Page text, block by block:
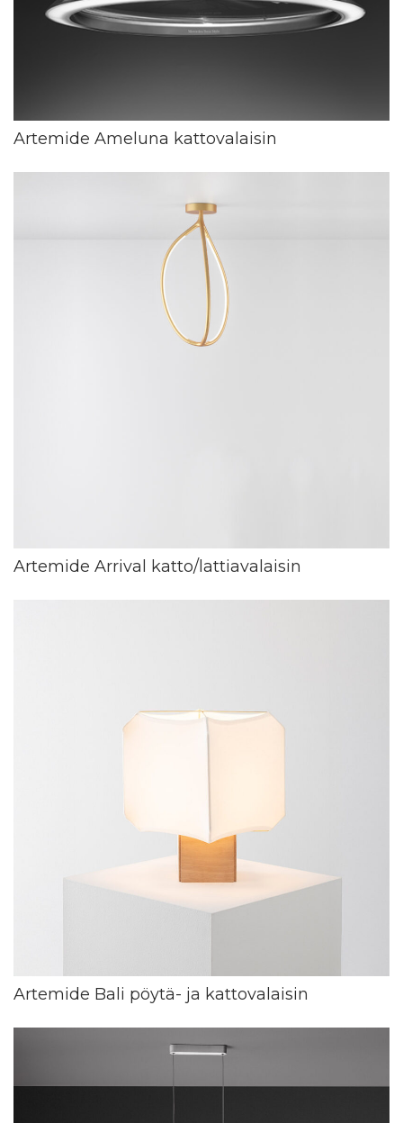
Artemide Ameluna kattovalaisin
Artemide Arrival katto/lattiavalaisin
Artemide Bali pöytä- ja kattovalaisin